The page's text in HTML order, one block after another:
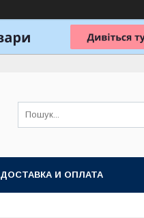
ДОСТАВКА И ОПЛАТА